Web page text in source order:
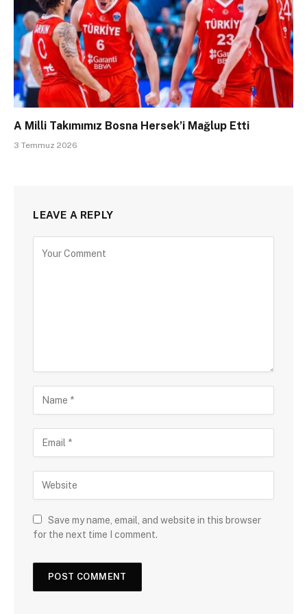
A Milli Takımımız Bosna Hersek’i Mağlup Etti
3 Temmuz 2026
LEAVE A REPLY
Save my name, email, and website in this browser
for the next time I comment.